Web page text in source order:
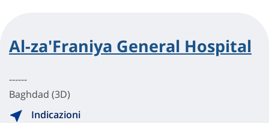
Al-za'Franiya General Hospital
------
Baghdad (3D)
Indicazioni